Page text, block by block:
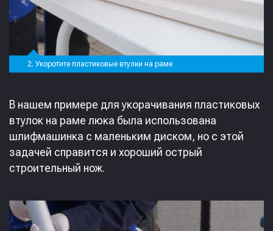
2. Укоротите пластиковые втулки на раме
В нашем примере для укорачивания пластиковых
втулок на раме люка была использована
шлифмашинка с маленьким диском, но с этой
задачей справится и хороший острый
строительный нож.